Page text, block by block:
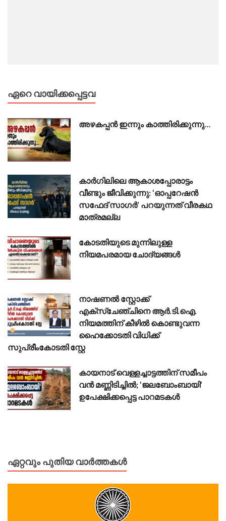
ഏറെ വായിക്കപ്പെട്ടവ
അഴകപ്പൻ ഇന്നും കാത്തിരിക്കുന്നു…
കാർഗിലിലെ ആകാശപ്പോരാട്ടം
വീണ്ടും ജീവിക്കുന്നു: ‘ഓപ്പറേഷൻ
സഫേദ് സാഗർ’ പറയുന്നത് വീരകഥ
മാത്രമല്ല
കോടതിയുടെ മുന്നിലുള്ള
നിയമപരമായ ചോദ്യങ്ങൾ
നാഷണൽ സ്റ്റോക്ക്
എക്സ്ചേഞ്ചിനെ ആർ.ടി.ഐ.
നിയമത്തിന് കീഴിൽ കൊണ്ടുവന്ന
ഹൈക്കോടതി വിധിക്ക്
സുപ്രീംകോടതി സ്റ്റേ
കായനാട് വെള്ളച്ചാട്ടത്തിന് സമീപം
വൻ മണ്ണിടിച്ചിൽ; ‘ജലബോംബായി’
ഉപേക്ഷിക്കപ്പെട്ട പാറമടകൾ
ഏറ്റവും പുതിയ വാർത്തകൾ